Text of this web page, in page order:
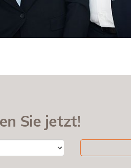
Sie jetzt!